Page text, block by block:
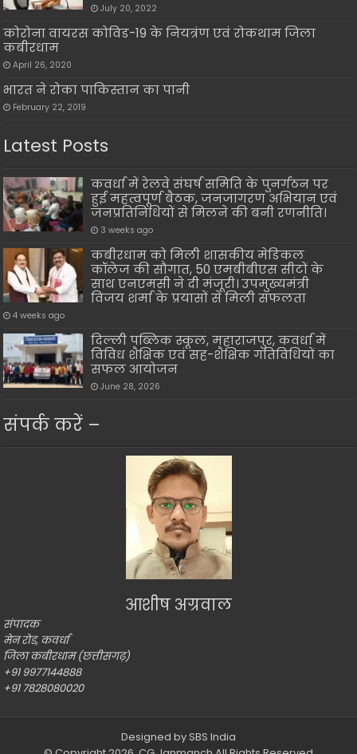
July 20, 2022
कोरोना वायरस कोविड-19 के नियत्रंण एवं रोकथाम जिला
कबीरधाम
April 26, 2020
भारत ने रोका पाकिस्तान का पानी
February 22, 2019
Latest Posts
कवर्धा में रेलवे संघर्ष समिति के पुनर्गठन पर
हुई महत्वपूर्ण बैठक, जनजागरण अभियान एवं
जनप्रतिनिधियों से मिलने की बनी रणनीति।
3 weeks ago
कबीरधाम को मिली शासकीय मेडिकल
कॉलेज की सौगात, 50 एमबीबीएस सीटों के
साथ एनएमसी ने दी मंजूरी। उपमुख्यमंत्री
विजय शर्मा के प्रयासों से मिली सफलता
4 weeks ago
दिल्ली पब्लिक स्कूल, महाराजपुर, कवर्धा में
विविध शैक्षिक एवं सह-शैक्षिक गतिविधियों का
सफल आयोजन
June 28, 2026
संपर्क करें –
आशीष अग्रवाल
संपादक
मेन रोड, कवर्धा
जिला कबीरधाम (छत्तीसगढ़)
+91 9977144888
+91 7828080020
Designed by SBS India